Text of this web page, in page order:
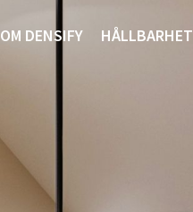
OM DENSIFY HÅLLBARHET